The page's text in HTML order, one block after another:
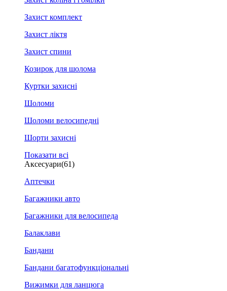
Захист комплект
Захист ліктя
Захист спини
Козирок для шолома
Куртки захисні
Шоломи
Шоломи велосипедні
Шорти захисні
Показати всі
Аксесуари(61)
Аптечки
Багажники авто
Багажники для велосипеда
Балаклави
Бандани
Бандани багатофункціональні
Вижимки для ланцюга